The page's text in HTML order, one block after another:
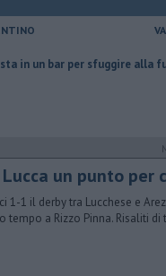
sfuggire alla furia del
Lucca un punto
1-1 il derby tra Lucchese e
tempo a Rizzo Pinna. Risaliti